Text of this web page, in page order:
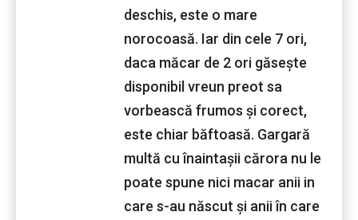
deschis, este o mare
norocoasă. Iar din cele 7 ori,
daca măcar de 2 ori găsește
disponibil vreun preot sa
vorbească frumos și corect,
este chiar băftoasă. Gargară
multă cu înaintașii cărora nu le
poate spune nici macar anii in
care s-au născut și anii în care